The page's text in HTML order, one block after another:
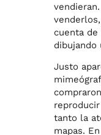
cuenta de
dibujando
Justo
tanto la
mapas.